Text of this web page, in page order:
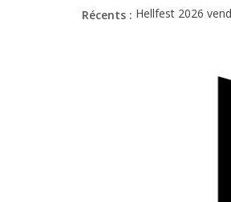
Récents : Hellfest 2026
Jon Spencer &